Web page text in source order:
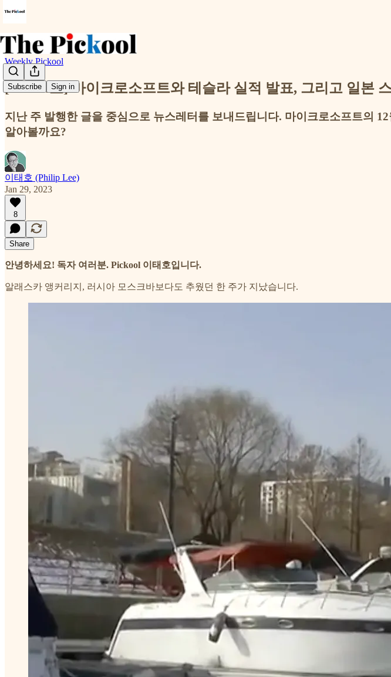
Subscribe Sign in
Weekly Pickool
[2023-4호] 마이크로소프트와 테슬라 실적 발표, 그리고 일본
지난 주 발행한 글을 중심으로 뉴스레터를 보내드립니다. 마이크로소프트의
알아볼까요?
이태호 (Philip Lee)
Jan 29, 2023
8
Share
안녕하세요! 독자 여러분. Pickool 이태호입니다.
알래스카 앵커리지, 러시아 모스크바보다도 추웠던 한 주가 지났습니다.